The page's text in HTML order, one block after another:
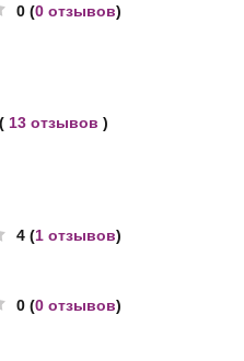
0 (0 отзывов)
13 отзывов )
4 (1 отзывов)
0 (0 отзывов)